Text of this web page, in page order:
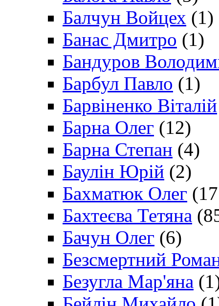
Балчун Войцех (1)
Банас Дмитро (1)
Бандуров
Барбул Павло (1)
Барвіненко Віталій
Барна Олег (12)
Барна Степан (4)
Баулін Юрій (2)
Бахматюк Олег
Бахтеєва Тетяна
Бачун Олег (6)
Безсмертний
Безугла Мар'яна